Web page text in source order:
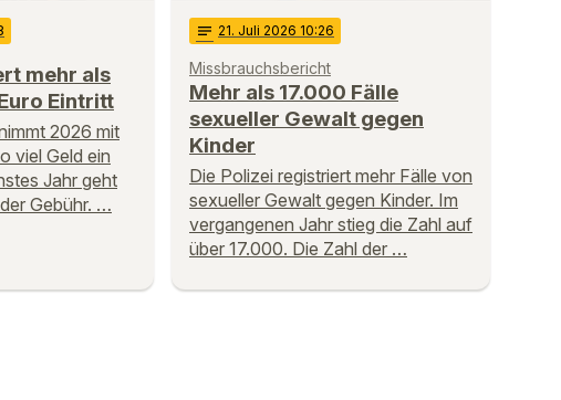
mehr als
Eintritt
2026 mit
viel Geld ein
Jahr geht
Gebühr. …
notes 21. Juli 2026 10:26
Missbrauchsbericht
Mehr als 17.000 Fälle
sexueller Gewalt gegen
Kinder
Die Polizei registriert mehr Fälle von
sexueller Gewalt gegen Kinder. Im
vergangenen Jahr stieg die Zahl auf
über 17.000. Die Zahl der …